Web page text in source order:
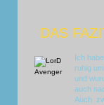
DAS
Ich
ruhig
und
auch
Auch